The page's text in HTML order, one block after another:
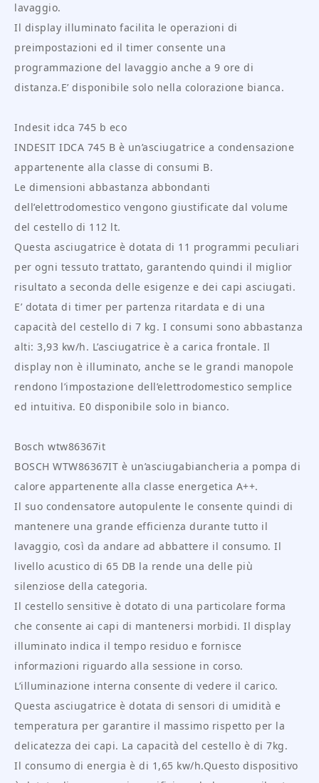
lavaggio.
Il display illuminato facilita le operazioni di
preimpostazioni ed il timer consente una
programmazione del lavaggio anche a 9 ore di
distanza.E’ disponibile solo nella colorazione bianca.
Indesit idca 745 b eco
INDESIT IDCA 745 B è un’asciugatrice a condensazione
appartenente alla classe di consumi B.
Le dimensioni abbastanza abbondanti
dell’elettrodomestico vengono giustificate dal volume
del cestello di 112 lt.
Questa asciugatrice è dotata di 11 programmi peculiari
per ogni tessuto trattato, garantendo quindi il miglior
risultato a seconda delle esigenze e dei capi asciugati.
E’ dotata di timer per partenza ritardata e di una
capacità del cestello di 7 kg. I consumi sono abbastanza
alti: 3,93 kw/h. L’asciugatrice è a carica frontale. Il
display non è illuminato, anche se le grandi manopole
rendono l’impostazione dell’elettrodomestico semplice
ed intuitiva. E0 disponibile solo in bianco.
Bosch wtw86367it
BOSCH WTW86367IT è un’asciugabiancheria a pompa di
calore appartenente alla classe energetica A++.
Il suo condensatore autopulente le consente quindi di
mantenere una grande efficienza durante tutto il
lavaggio, così da andare ad abbattere il consumo. Il
livello acustico di 65 DB la rende una delle più
silenziose della categoria.
Il cestello sensitive è dotato di una particolare forma
che consente ai capi di mantenersi morbidi. Il display
illuminato indica il tempo residuo e fornisce
informazioni riguardo alla sessione in corso.
L’illuminazione interna consente di vedere il carico.
Questa asciugatrice è dotata di sensori di umidità e
temperatura per garantire il massimo rispetto per la
delicatezza dei capi. La capacità del cestello è di 7kg.
Il consumo di energia è di 1,65 kw/h.Questo dispositivo